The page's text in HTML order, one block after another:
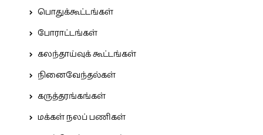
பொதுக்கூட்டங்கள்
போராட்டங்கள்
கலந்தாய்வுக் கூட்டங்கள்
நினைவேந்தல்கள்
கருத்தரங்கங்கள்
மக்கள் நலப் பணிகள்